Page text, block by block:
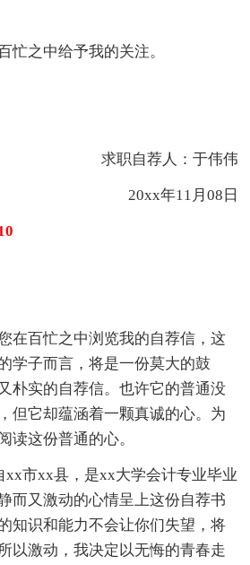
之中给予我的关注。
求职自荐人：于伟伟
20xx年11月08日
百忙之中浏览我的自荐信，这
学子而言，将是一份莫大的鼓
朴实的自荐信。也许它的普通没
但它却蕴涵着一颗真诚的心。为
读这份普通的心。
市xx县，是xx大学会计专业毕业
而又激动的心情呈上这份自荐书
知识和能力不会让你们失望，将
以激动，我决定以无悔的青春走